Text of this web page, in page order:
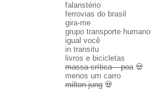
falanstério
ferrovias do brasil
gira-me
grupo transporte humano
igual você
in transitu
livros e bicicletas
massa crítica – poa💀
menos um carro
milton jung 💀